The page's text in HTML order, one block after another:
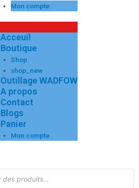
Mon compte
Acceuil
Boutique
Shop
shop_new
Outillage WADFOW
A propos
Contact
Blogs
Panier
Mon compte